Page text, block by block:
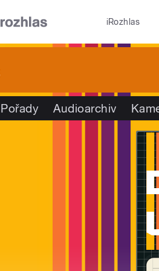
iRozhlas
Pořady Audioarchiv